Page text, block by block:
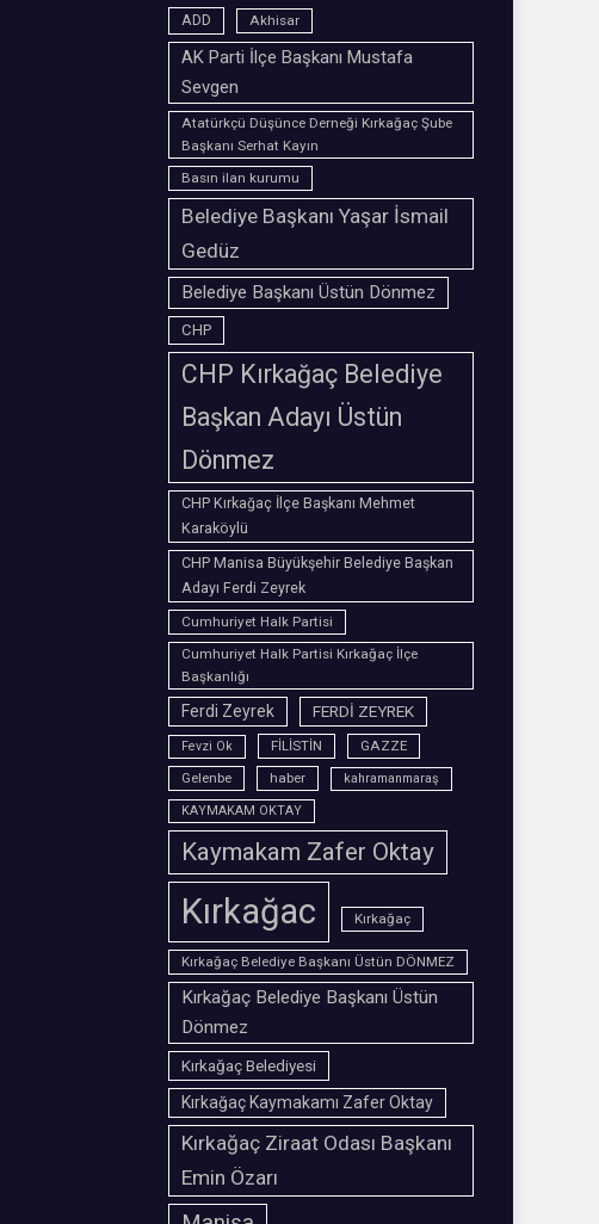
ADD Akhisar
AK Parti İlçe Başkanı Mustafa
Sevgen
Atatürkçü Düşünce Derneği Kırkağaç Şube
Başkanı Serhat Kayın
Basın ilan kurumu
Belediye Başkanı Yaşar İsmail
Gedüz
Belediye Başkanı Üstün Dönmez
CHP
CHP Kırkağaç Belediye
Başkan Adayı Üstün
Dönmez
CHP Kırkağaç İlçe Başkanı Mehmet
Karaköylü
CHP Manisa Büyükşehir Belediye Başkan
Adayı Ferdi Zeyrek
Cumhuriyet Halk Partisi
Cumhuriyet Halk Partisi Kırkağaç İlçe
Başkanlığı
Ferdi Zeyrek FERDİ ZEYREK
Fevzi Ok FİLİSTİN
GAZZE
Gelenbe
haber kahramanmaraş
KAYMAKAM OKTAY
Kaymakam Zafer Oktay
Kırkağac Kırkağaç
Kırkağaç Belediye Başkanı Üstün DÖNMEZ
Kırkağaç Belediye Başkanı Üstün
Dönmez
Kırkağaç Belediyesi
Kırkağaç Kaymakamı Zafer Oktay
Kırkağaç Ziraat Odası Başkanı
Emin Özarı